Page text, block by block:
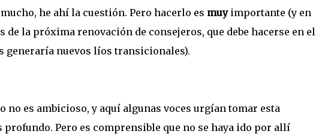
he ahí la cuestión. Pero hacerlo es muyimportante (y en
la próxima renovación de consejeros, que debe hacerse en el
generaría nuevos líos transicionales).
no es ambicioso, y aquí algunas voces urgían tomar esta
profundo. Pero es comprensible que no se haya ido por allí